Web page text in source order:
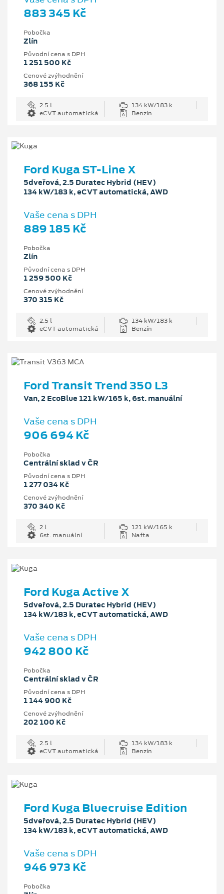
883 345 Kč
Pobočka
Zlín
Původní cena s DPH
1 251 500 Kč
Cenové zvýhodnění
368 155 Kč
2.5 l
134 kW/183 k
eCVT automatická
Benzín
Ford Kuga ST-Line X
5dveřová, 2.5 Duratec Hybrid (HEV)
134 kW/183 k, eCVT automatická, AWD
Vaše cena s DPH
889 185 Kč
Pobočka
Zlín
Původní cena s DPH
1 259 500 Kč
Cenové zvýhodnění
370 315 Kč
2.5 l
134 kW/183 k
eCVT automatická
Benzín
Ford Transit Trend 350 L3
Van, 2 EcoBlue 121 kW/165 k, 6st. manuální
Vaše cena s DPH
906 694 Kč
Pobočka
Centrální sklad v ČR
Původní cena s DPH
1 277 034 Kč
Cenové zvýhodnění
370 340 Kč
2 l
121 kW/165 k
6st. manuální
Nafta
Ford Kuga Active X
5dveřová, 2.5 Duratec Hybrid (HEV)
134 kW/183 k, eCVT automatická, AWD
Vaše cena s DPH
942 800 Kč
Pobočka
Centrální sklad v ČR
Původní cena s DPH
1 144 900 Kč
Cenové zvýhodnění
202 100 Kč
2.5 l
134 kW/183 k
eCVT automatická
Benzín
Ford Kuga Bluecruise Edition
5dveřová, 2.5 Duratec Hybrid (HEV)
134 kW/183 k, eCVT automatická, AWD
Vaše cena s DPH
946 973 Kč
Pobočka